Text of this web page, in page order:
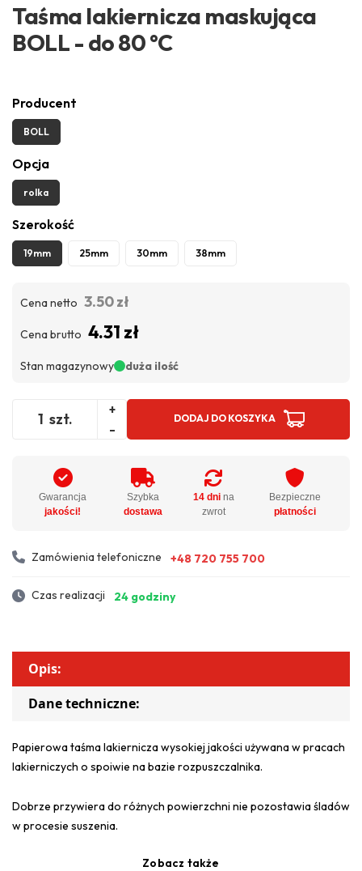
Taśma lakiernicza maskująca
BOLL - do 80 °C
Producent
BOLL
Opcja
rolka
Szerokość
19mm 25mm 30mm 38mm
Cena netto 3.50 zł
Cena brutto 4.31 zł
Stan magazynowy duża ilość
szt.
+
-
DODAJ DO KOSZYKA
Gwarancja
jakości!
Szybka
dostawa
14 dnina
zwrot
Bezpieczne
płatności
Zamówienia telefoniczne +48 720 755 700
Czas realizacji 24 godziny
Opis:
Dane techniczne:
Papierowa taśma lakiernicza wysokiej jakości używana w pracach
lakierniczych o spoiwie na bazie rozpuszczalnika.
Dobrze przywiera do różnych powierzchni nie pozostawia śladów
w procesie suszenia.
Zobacz także